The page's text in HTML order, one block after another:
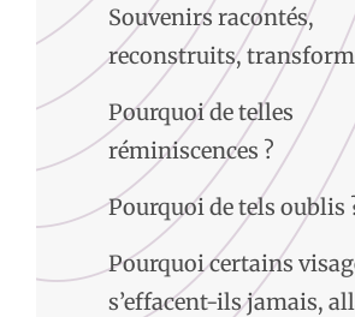
Souvenirs racontés,
reconstruits,
Pourquoi de telles
réminiscences ?
Pourquoi de tels oublis
Pourquoi certains
s’effacent-ils jamais,